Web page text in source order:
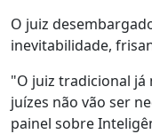
O juiz
inevitabilidade,
"O juiz tradicional já
juízes não vão ser
painel sobre